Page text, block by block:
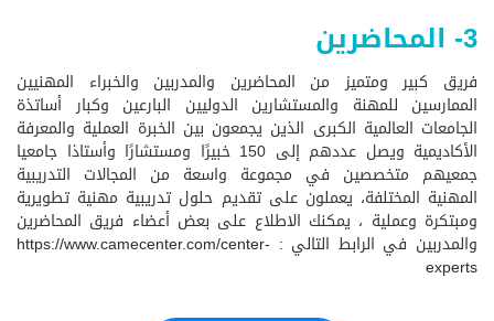
3- المحاضرين
فريق كبير ومتميز من المحاضرين والمدربين والخبراء المهنيين
الممارسين للمهنة والمستشارين الدوليين البارعين وكبار أساتذة
الجامعات العالمية الكبرى الذين يجمعون بين الخبرة العملية والمعرفة
الأكاديمية ويصل عددهم إلى 150 خبيرًا ومستشارًا وأستاذا جامعيا
جمعيهم متخصصين في مجموعة واسعة من المجالات التدريبية
المهنية المختلفة، يعملون على تقديم حلول تدريبية مهنية تطويرية
ومبتكرة وعملية ، يمكنك الاطلاع على بعض أعضاء فريق المحاضرين
والمدربين في الرابط التالي : https://www.camecenter.com/center-
experts